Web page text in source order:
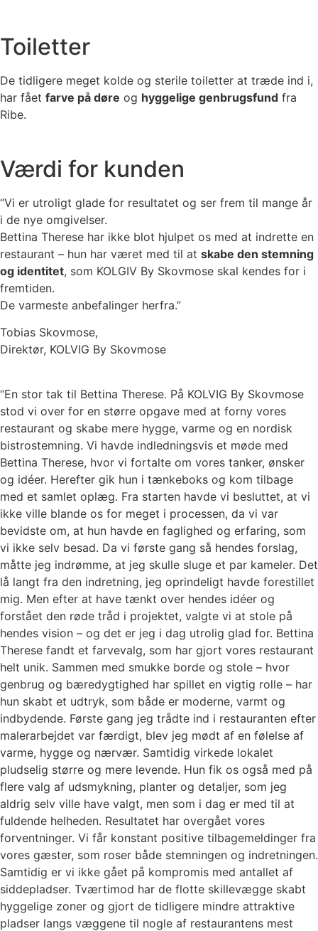
Toiletter
De tidligere meget kolde og sterile toiletter at træde ind i,
har fået farve på døre og hyggelige genbrugsfund fra
Ribe.
Værdi for kunden
“Vi er utroligt glade for resultatet og ser frem til mange år
i de nye omgivelser.
Bettina Therese har ikke blot hjulpet os med at indrette en
restaurant – hun har været med til at skabe den stemning
og identitet, som KOLGIV By Skovmose skal kendes for i
fremtiden.
De varmeste anbefalinger herfra.”
Tobias Skovmose,
Direktør, KOLVIG By Skovmose
“En stor tak til Bettina Therese. På KOLVIG By Skovmose
stod vi over for en større opgave med at forny vores
restaurant og skabe mere hygge, varme og en nordisk
bistrostemning. Vi havde indledningsvis et møde med
Bettina Therese, hvor vi fortalte om vores tanker, ønsker
og idéer. Herefter gik hun i tænkeboks og kom tilbage
med et samlet oplæg. Fra starten havde vi besluttet, at vi
ikke ville blande os for meget i processen, da vi var
bevidste om, at hun havde en faglighed og erfaring, som
vi ikke selv besad. Da vi første gang så hendes forslag,
måtte jeg indrømme, at jeg skulle sluge et par kameler. Det
lå langt fra den indretning, jeg oprindeligt havde forestillet
mig. Men efter at have tænkt over hendes idéer og
forstået den røde tråd i projektet, valgte vi at stole på
hendes vision – og det er jeg i dag utrolig glad for. Bettina
Therese fandt et farvevalg, som har gjort vores restaurant
helt unik. Sammen med smukke borde og stole – hvor
genbrug og bæredygtighed har spillet en vigtig rolle – har
hun skabt et udtryk, som både er moderne, varmt og
indbydende. Første gang jeg trådte ind i restauranten efter
malerarbejdet var færdigt, blev jeg mødt af en følelse af
varme, hygge og nærvær. Samtidig virkede lokalet
pludselig større og mere levende. Hun fik os også med på
flere valg af udsmykning, planter og detaljer, som jeg
aldrig selv ville have valgt, men som i dag er med til at
fuldende helheden. Resultatet har overgået vores
forventninger. Vi får konstant positive tilbagemeldinger fra
vores gæster, som roser både stemningen og indretningen.
Samtidig er vi ikke gået på kompromis med antallet af
siddepladser. Tværtimod har de flotte skillevægge skabt
hyggelige zoner og gjort de tidligere mindre attraktive
pladser langs væggene til nogle af restaurantens mest